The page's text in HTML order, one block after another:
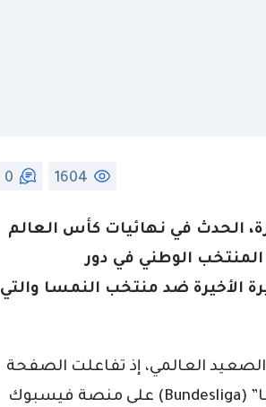
1604
0
الحدث في نهائيات كأس العالم
المنتخب الوطني في دور
الأخيرة ضد منتخب النمسا والتي
العالمي، إذ تفاعلت الصفحة
الرسمية لرابطة الدوري الألماني “بوندسليغا” (Bundesliga) على منصة فيسبوك